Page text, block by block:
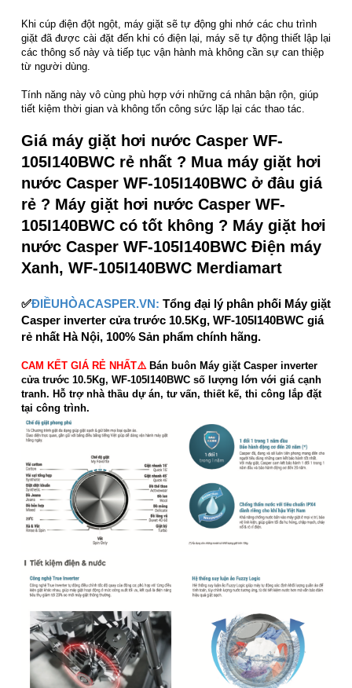
Khi cúp điện đột ngột, máy giặt sẽ tự động ghi nhớ các chu trình
giặt đã được cài đặt đến khi có điện lại, máy sẽ tự động thiết lập lại
các thông số này và tiếp tục vận hành mà không cần sự can thiệp
từ người dùng.
Tính năng này vô cùng phù hợp với những cá nhân bận rộn, giúp
tiết kiệm thời gian và không tốn công sức lặp lại các thao tác.
Giá máy giặt hơi nước Casper WF-
105I140BWC rẻ nhất ? Mua máy giặt hơi
nước Casper WF-105I140BWC ở đâu giá
rẻ ? Máy giặt hơi nước Casper WF-
105I140BWC có tốt không ? Máy giặt hơi
nước Casper WF-105I140BWC Điện máy
Xanh, WF-105I140BWC Merdiamart
✅ĐIỀUHÒACASPER.VN: Tổng đại lý phân phối Máy giặt
Casper inverter cửa trước 10.5Kg, WF-105I140BWC giá
rẻ nhất Hà Nội, 100% Sản phẩm chính hãng.
CAM KẾT GIÁ RẺ NHẤT⚠️Bán buôn Máy giặt Casper inverter
cửa trước 10.5Kg, WF-105I140BWC số lượng lớn với giá cạnh
tranh. Hỗ trợ nhà thầu dự án, tư vấn, thiết kế, thi công lắp đặt
tại công trình.